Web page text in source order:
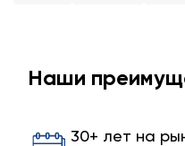
Наши
30+ лет на